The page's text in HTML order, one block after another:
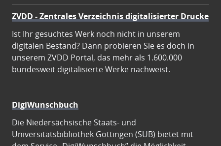
ZVDD - Zentrales Verzeichnis digitalisierter Drucke
Ist Ihr gesuchtes Werk noch nicht in unserem
digitalen Bestand? Dann probieren Sie es doch in
unserem ZVDD Portal, das mehr als 1.600.000
bundesweit digitalisierte Werke nachweist.
DigiWunschbuch
Die Niedersächsische Staats- und
Universitätsbibliothek Göttingen (SUB) bietet mit